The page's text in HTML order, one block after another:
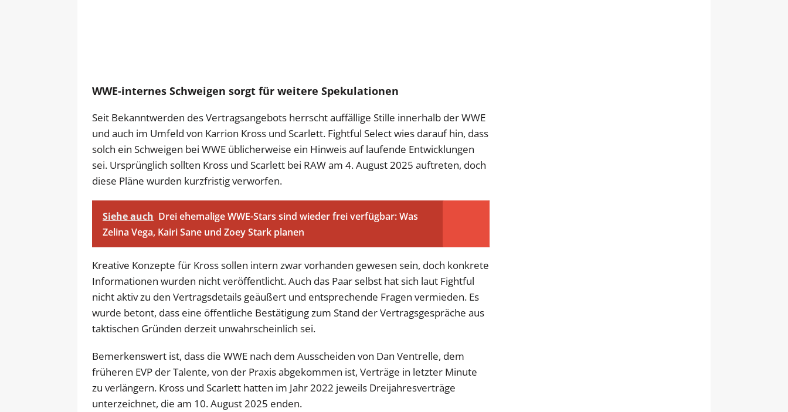
WWE-internes Schweigen sorgt für weitere Spekulationen
Seit Bekanntwerden des Vertragsangebots herrscht auffällige Stille innerhalb der WWE
und auch im Umfeld von Karrion Kross und Scarlett. Fightful Select wies darauf hin, dass
solch ein Schweigen bei WWE üblicherweise ein Hinweis auf laufende Entwicklungen
sei. Ursprünglich sollten Kross und Scarlett bei RAW am 4. August 2025 auftreten, doch
diese Pläne wurden kurzfristig verworfen.
Siehe auch Drei ehemalige WWE-Stars sind wieder frei verfügbar: Was
Zelina Vega, Kairi Sane und Zoey Stark planen
Kreative Konzepte für Kross sollen intern zwar vorhanden gewesen sein, doch konkrete
Informationen wurden nicht veröffentlicht. Auch das Paar selbst hat sich laut Fightful
nicht aktiv zu den Vertragsdetails geäußert und entsprechende Fragen vermieden. Es
wurde betont, dass eine öffentliche Bestätigung zum Stand der Vertragsgespräche aus
taktischen Gründen derzeit unwahrscheinlich sei.
Bemerkenswert ist, dass die WWE nach dem Ausscheiden von Dan Ventrelle, dem
früheren EVP der Talente, von der Praxis abgekommen ist, Verträge in letzter Minute
zu verlängern. Kross und Scarlett hatten im Jahr 2022 jeweils Dreijahresverträge
unterzeichnet, die am 10. August 2025 enden.